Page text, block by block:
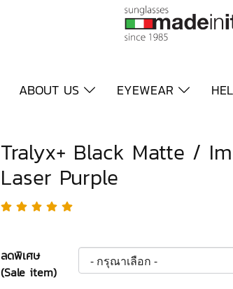
ABOUT US EYEWEAR
Tralyx+ Black Matte /
Laser Purple
ลดพิเศษ
(Sale item)